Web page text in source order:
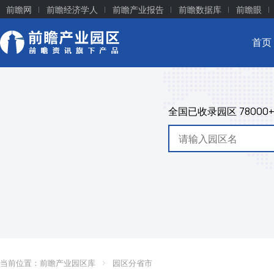
前瞻网 前瞻经济学人 前瞻产业报告 前瞻数据库 前瞻眼
首页
全国已收录园区 78000+
当前位置： 前瞻产业园区库 园区分省市